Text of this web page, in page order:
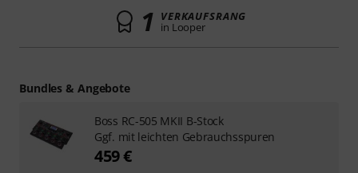
1 VERKAUFSRANG
in Looper
Bundles & Angebote
Boss RC-505 MKII B-Stock
Ggf. mit leichten Gebrauchsspuren
459 €